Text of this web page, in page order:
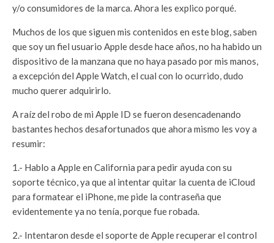
y/o consumidores de la marca. Ahora les explico porqué.
Muchos de los que siguen mis contenidos en este blog, saben
que soy un fiel usuario Apple desde hace años, no ha habido un
dispositivo de la manzana que no haya pasado por mis manos,
a excepción del Apple Watch, el cual con lo ocurrido, dudo
mucho querer adquirirlo.
A raíz del robo de mi Apple ID se fueron desencadenando
bastantes hechos desafortunados que ahora mismo les voy a
resumir:
1.- Hablo a Apple en California para pedir ayuda con su
soporte técnico, ya que al intentar quitar la cuenta de iCloud
para formatear el iPhone, me pide la contraseña que
evidentemente ya no tenía, porque fue robada.
2.- Intentaron desde el soporte de Apple recuperar el control